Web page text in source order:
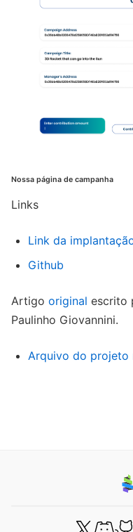
Nossa página de campanha
Links
Link da
Github
Artigo original escrito
Paulinho Giovannini.
Arquivo do projeto